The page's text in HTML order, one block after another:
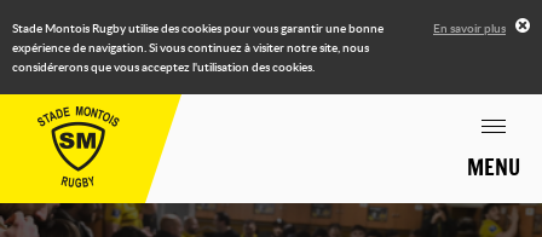
Stade Montois Rugby utilise des cookies pour vous garantir une bonne
expérience de navigation. Si vous continuez à visiter notre site, nous
considérerons que vous acceptez l'utilisation des cookies.
En savoir plus
MENU